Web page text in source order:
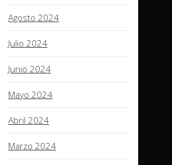
Agosto 2024
Julio 2024
Junio 2024
Mayo 2024
Abril 2024
Marzo 2024